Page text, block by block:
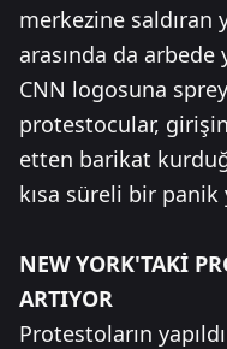
merkezine
arasında da arbede
CNN logosuna
protestocular, girişin
etten barikat
kısa süreli bir panik
NEW YORK'TAKİ
ARTIYOR
Protestoların